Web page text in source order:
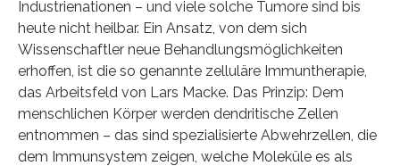
Industrienationen – und viele solche Tumore sind bis
heute nicht heilbar. Ein Ansatz, von dem sich
Wissenschaftler neue Behandlungsmöglichkeiten
erhoffen, ist die so genannte zelluläre Immuntherapie,
das Arbeitsfeld von Lars Macke. Das Prinzip: Dem
menschlichen Körper werden dendritische Zellen
entnommen – das sind spezialisierte Abwehrzellen, die
dem Immunsystem zeigen, welche Moleküle es als